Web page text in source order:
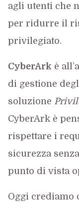
agli utenti che
per ridurre il
privilegiato.
CyberArk è
di gestione
soluzione
CyberArk è
rispettare i
sicurezza
punto di vista
Oggi crediamo